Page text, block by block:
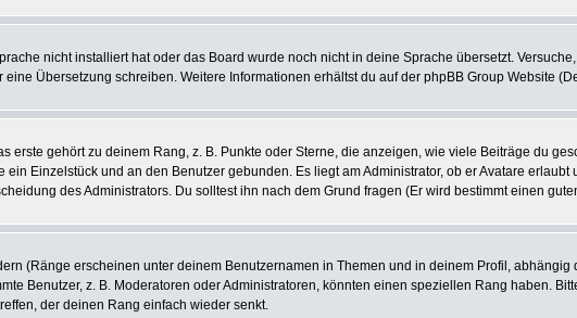
nicht installiert hat oder das Board wurde noch nicht in deine Sprache übersetzt.
Übersetzung schreiben. Weitere Informationen erhältst du auf der phpBB Group Website
erste gehört zu deinem Rang, z. B. Punkte oder Sterne, die anzeigen, wie viele Beiträge du
Einzelstück und an den Benutzer gebunden. Es liegt am Administrator, ob er Avatare
des Administrators. Du solltest ihn nach dem Grund fragen (Er wird bestimmt einen
(Ränge erscheinen unter deinem Benutzernamen in Themen und in deinem Profil,
Benutzer, z. B. Moderatoren oder Administratoren, könnten einen speziellen Rang haben.
der deinen Rang einfach wieder senkt.